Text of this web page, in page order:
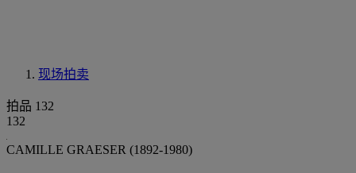
现场拍卖
拍品 132
132
CAMILLE GRAESER (1892-1980)